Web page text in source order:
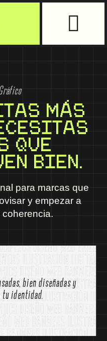
MÁS
QUE
BIEN.
para marcas que
y empezar a
bien diseñadas y
tu identidad.